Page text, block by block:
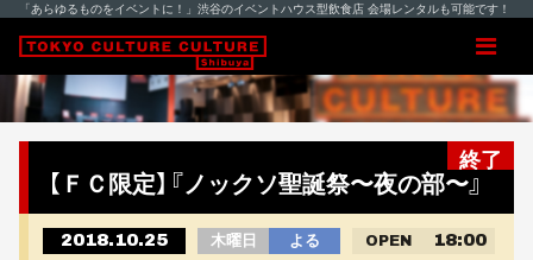
「あらゆるものをイベントに！」渋谷のイベントハウス型飲食店 会場レンタルも可能です！
終了
【ＦＣ限定】『ノックソ聖誕祭〜夜の部〜』
2018.10.25 木曜日 よる OPEN 18:00